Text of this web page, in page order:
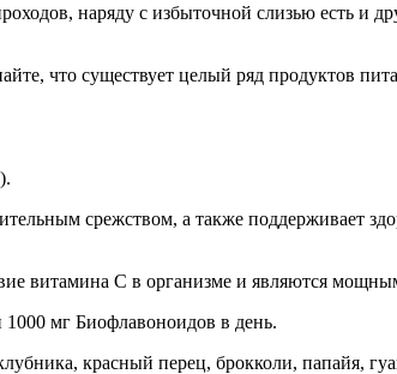
наряду с избыточной слизью есть и
что существует целый ряд продуктов
срежством, а также поддерживает
витамина С в организме и являются
мг Биофлавоноидов в день.
красный перец, брокколи, папайя,